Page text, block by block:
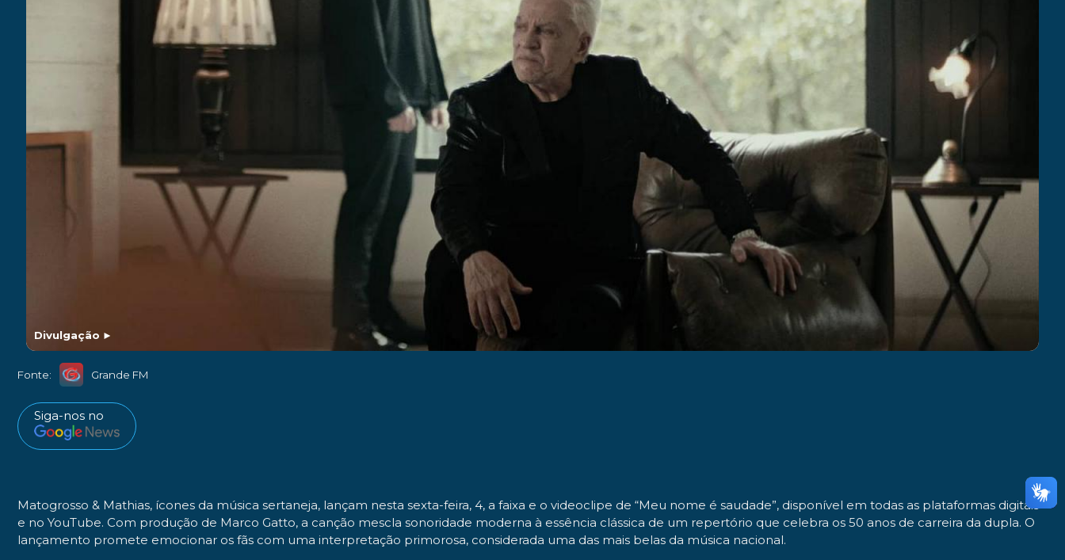
Divulgação ►
Fonte: Grande FM
Siga-nos no
Matogrosso & Mathias, ícones da música sertaneja, lançam nesta sexta-feira, 4, a faixa e o videoclipe de “Meu nome é saudade”, disponível em todas as plataformas digitais
e no YouTube. Com produção de Marco Gatto, a canção mescla sonoridade moderna à essência clássica de um repertório que celebra os 50 anos de carreira da dupla. O
lançamento promete emocionar os fãs com uma interpretação primorosa, considerada uma das mais belas da música nacional.